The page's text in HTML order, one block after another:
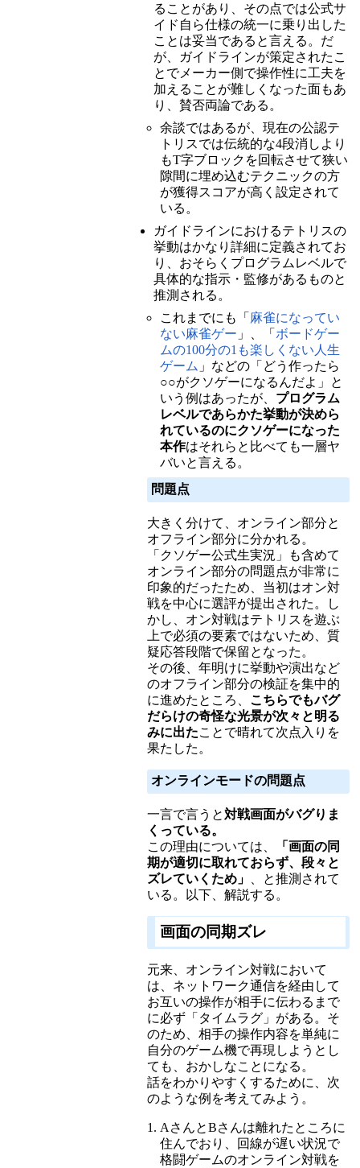
ることがあり、その点では公式サ
イド自ら仕様の統一に乗り出した
ことは妥当であると言える。だ
が、ガイドラインが策定されたこ
とでメーカー側で操作性に工夫を
加えることが難しくなった面もあ
り、賛否両論である。
余談ではあるが、現在の公認テ
トリスでは伝統的な4段消しより
もT字ブロックを回転させて狭い
隙間に埋め込むテクニックの方
が獲得スコアが高く設定されて
いる。
ガイドラインにおけるテトリスの
挙動はかなり詳細に定義されてお
り、おそらくプログラムレベルで
具体的な指示・監修があるものと
推測される。
これまでにも「 麻雀になってい
ない麻雀ゲー 」、「 ボードゲー
ムの100分の1も楽しくない人生
ゲーム 」などの「どう作ったら
○○がクソゲーになるんだよ」と
いう例はあったが、 プログラム
レベルであらかた挙動が決めら
れているのにクソゲーになった
本作はそれらと比べても一層ヤ
バいと言える。
問題点
大きく分けて、オンライン部分と
オフライン部分に分かれる。
「クソゲー公式生実況」も含めて
オンライン部分の問題点が非常に
印象的だったため、当初はオン対
戦を中心に選評が提出された。し
かし、オン対戦はテトリスを遊ぶ
上で必須の要素ではないため、質
疑応答段階で保留となった。
その後、年明けに挙動や演出など
のオフライン部分の検証を集中的
に進めたところ、 こちらでもバグ
だらけの奇怪な光景が次々と明る
みに出たことで晴れて次点入りを
果たした。
オンラインモードの問題点
一言で言うと対戦画面がバグりま
くっている。
この理由については、
「画面の同
期が適切に取れておらず、段々と
ズレていくため」
、と推測されて
いる。以下、解説する。
画面の同期ズレ
元来、オンライン対戦において
は、ネットワーク通信を経由して
お互いの操作が相手に伝わるまで
に必ず「タイムラグ」がある。そ
のため、相手の操作内容を単純に
自分のゲーム機で再現しようとし
ても、おかしなことになる。
話をわかりやすくするために、次
のような例を考えてみよう。
AさんとBさんは離れたところに
住んでおり、回線が遅い状況で
格闘ゲームのオンライン対戦を